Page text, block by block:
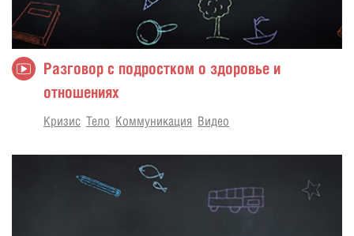
Разговор с подростком о здоровье и
отношениях
Кризис Тело Коммуникация Видео